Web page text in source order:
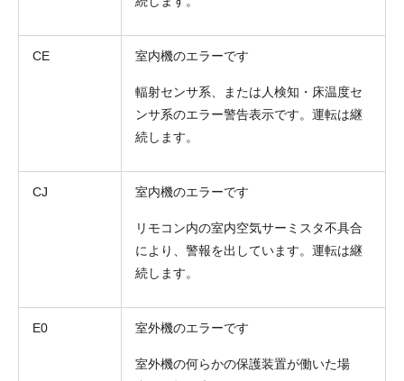
CE 室内機のエラーです
輻射センサ系、または人検知・床温度セ
ンサ系のエラー警告表示です。運転は継
続します。
CJ 室内機のエラーです
リモコン内の室内空気サーミスタ不具合
により、警報を出しています。運転は継
続します。
E0 室外機のエラーです
室外機の何らかの保護装置が働いた場